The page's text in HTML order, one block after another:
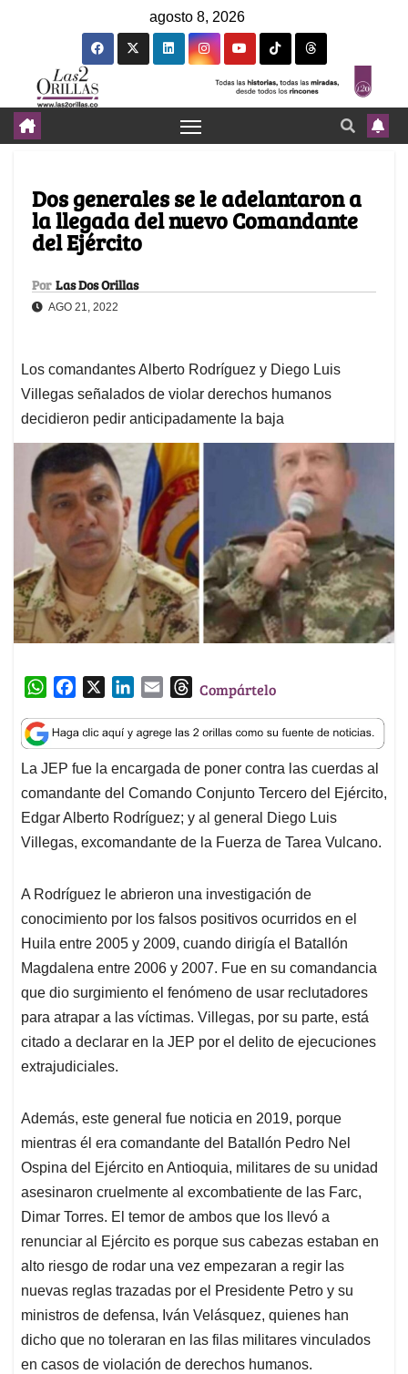
agosto 8, 2026
Dos generales se le adelantaron a
la llegada del nuevo Comandante
del Ejército
Por Las Dos Orillas
AGO 21, 2022
Los comandantes Alberto Rodríguez y Diego Luis
Villegas señalados de violar derechos humanos
decidieron pedir anticipadamente la baja
W
a
t
s
A
p
p
c
e
b
o
o
k
n
k
e
d
I
n
a
i
l
T
r
e
a
d
s
Compártelo
La JEP fue la encargada de poner contra las cuerdas al
comandante del Comando Conjunto Tercero del Ejército,
Edgar Alberto Rodríguez; y al general Diego Luis
Villegas, excomandante de la Fuerza de Tarea Vulcano.
A Rodríguez le abrieron una investigación de
conocimiento por los falsos positivos ocurridos en el
Huila entre 2005 y 2009, cuando dirigía el Batallón
Magdalena entre 2006 y 2007. Fue en su comandancia
que dio surgimiento el fenómeno de usar reclutadores
para atrapar a las víctimas. Villegas, por su parte, está
citado a declarar en la JEP por el delito de ejecuciones
extrajudiciales.
Además, este general fue noticia en 2019, porque
mientras él era comandante del Batallón Pedro Nel
Ospina del Ejército en Antioquia, militares de su unidad
asesinaron cruelmente al excombatiente de las Farc,
Dimar Torres. El temor de ambos que los llevó a
renunciar al Ejército es porque sus cabezas estaban en
alto riesgo de rodar una vez empezaran a regir las
nuevas reglas trazadas por el Presidente Petro y su
ministros de defensa, Iván Velásquez, quienes han
dicho que no toleraran en las filas militares vinculados
en casos de violación de derechos humanos.